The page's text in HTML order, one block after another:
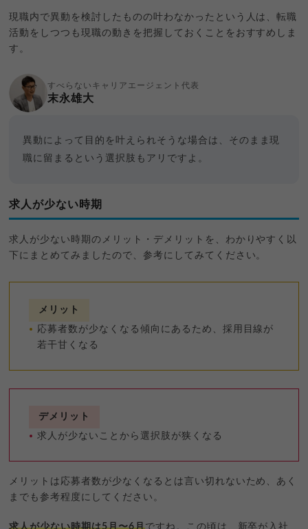
現職内で異動を検討したものの叶わなかったという人は、転職
活動をしつつも現職の動きを把握しておくことをおすすめしま
す。
すべらないキャリアエージェント代表
末永雄大
異動によって目的を叶えられそうな場合は、そのまま現
職に留まるという選択肢もアリですよ。
求人が少ない時期
求人が少ない時期のメリット・デメリットを、わかりやすく以
下にまとめてみましたので、参考にしてみてください。
メリット
応募者数が少なくなる傾向にあるため、採用目線が
若干甘くなる
デメリット
求人が少ないことから選択肢が狭くなる
メリットは応募者数が少なくなるとは言い切れないため、あく
までも参考程度にしてください。
求人が少ない時期は5月〜6月ですね。この頃は、新卒が入社